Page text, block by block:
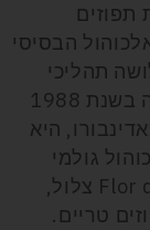
תפוזים
הבסיסי
תהליכי
זיקוק לשם עידון נוסף. המזקקה, שעברה בשנת 1988
מאדינבורו, היא
גולמי
Flor צלול,
טריים.